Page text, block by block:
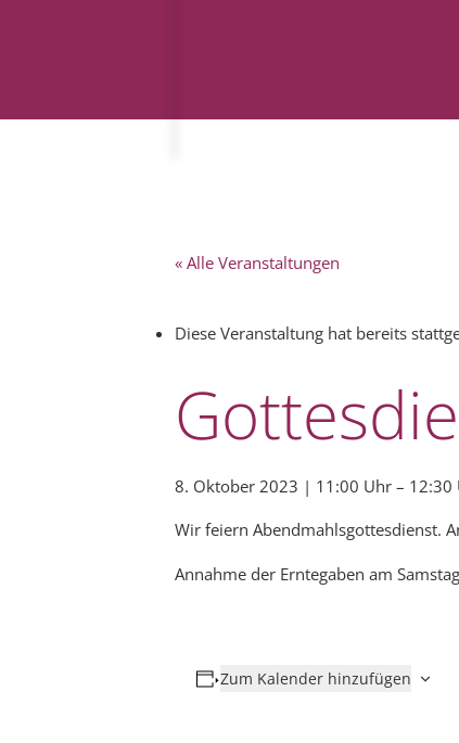
« Alle Veranstaltungen
Diese Veranstaltung hat bereits
8. Oktober 2023 | 11:00 Uhr – 12:30
Wir feiern Abendmahlsgottesdienst.
Annahme der Erntegaben am
Zum Kalender hinzufügen